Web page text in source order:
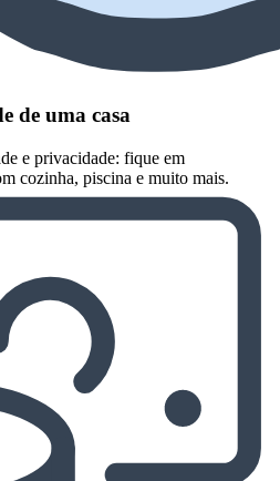
de uma casa
e privacidade: fique em
cozinha, piscina e muito mais.